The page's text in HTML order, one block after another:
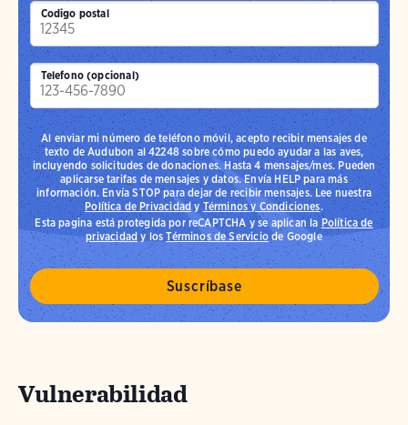
Codigo postal
Telefono (opcional)
Al enviar mi número de teléfono móvil, acepto recibir mensajes de
texto de Audubon al 42248 sobre cómo puedo ayudar a las aves,
incluyendo solicitudes de donaciones. Hasta 4 mensajes/mes. Pueden
aplicarse tarifas de mensajes y datos. Envía HELP para más
información. Envía STOP para dejar de recibir mensajes. Lee nuestra
Política de PrivacidadyTérminos y Condiciones.
Esta pagina está protegida por reCAPTCHA y se aplican laPolítica de
privacidady losTérminos de Serviciode Google
Vulnerabilidad